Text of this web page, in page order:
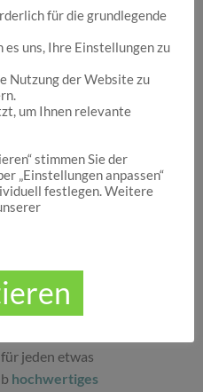
für die schönen
Anlaufstelle für Dich,
schönen
oder
bist. Wir von
Dinge stets zu
großen Wert darauf,
etwas finden, was sie
ist ein guter Anlass, um
eine Freude zu
Sortiment gibt Ihnen
jeden etwas
hochwertiges
für die grundlegende
uns, Ihre Einstellungen zu
Nutzung der Website zu
um Ihnen relevante
stimmen Sie der
„Einstellungen anpassen“
festlegen. Weitere